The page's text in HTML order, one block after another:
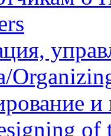
и
of